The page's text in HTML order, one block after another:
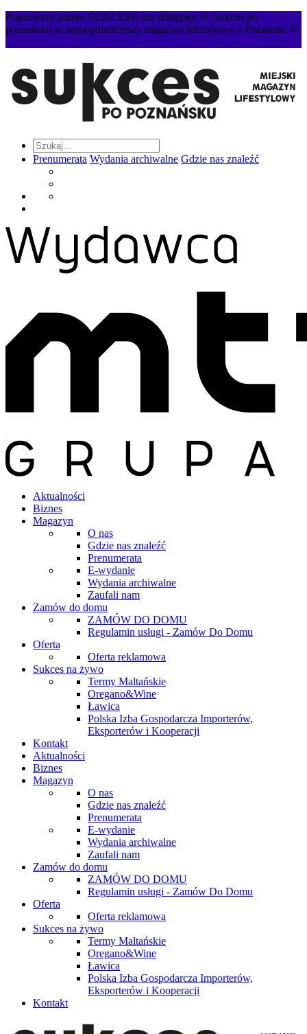
Najnowszy numer SUKCESU już dostępny 🌞 Sukces po
poznańsku to najpopularniejszy magazyn lifestylowy o Poznaniu 🌞
Prenumerata Wydania archiwalne Gdzie nas znaleźć
Aktualności
Biznes
Magazyn
O nas
Gdzie nas znaleźć
Prenumerata
E-wydanie
Wydania archiwalne
Zaufali nam
Zamów do domu
ZAMÓW DO DOMU
Regulamin usługi - Zamów Do Domu
Oferta
Oferta reklamowa
Sukces na żywo
Termy Maltańskie
Oregano&Wine
Ławica
Polska Izba Gospodarcza Importerów,
Eksporterów i Kooperacji
Kontakt
Aktualności
Biznes
Magazyn
O nas
Gdzie nas znaleźć
Prenumerata
E-wydanie
Wydania archiwalne
Zaufali nam
Zamów do domu
ZAMÓW DO DOMU
Regulamin usługi - Zamów Do Domu
Oferta
Oferta reklamowa
Sukces na żywo
Termy Maltańskie
Oregano&Wine
Ławica
Polska Izba Gospodarcza Importerów,
Eksporterów i Kooperacji
Kontakt